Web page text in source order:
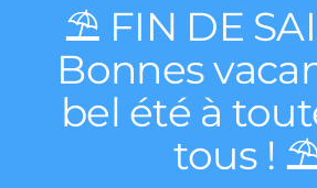
⛱️ FIN DE
Bonnes
bel été à
tous !